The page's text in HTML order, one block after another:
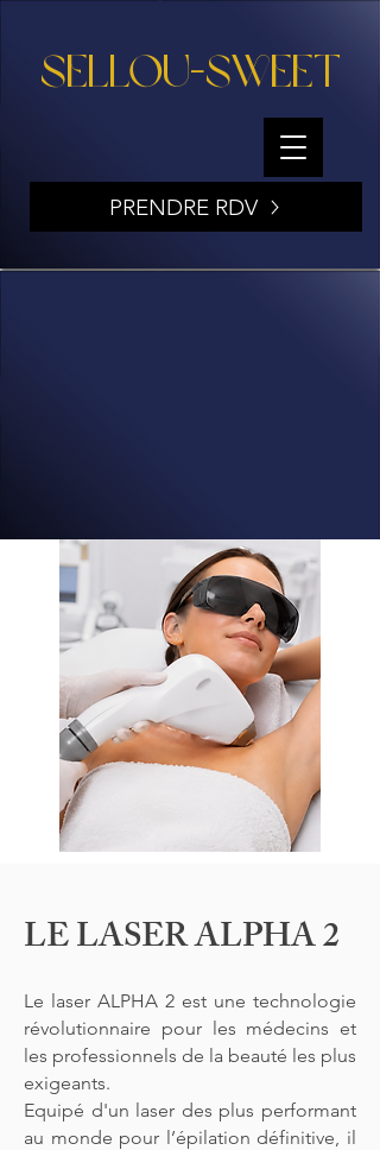
SELLOU-SWEET
PRENDRE RDV
LE LASER ALPHA 2
Le laser ALPHA 2 est une technologie
révolutionnaire pour les médecins et
les professionnels de la beauté les plus
exigeants.
Equipé d'un laser des plus performant
au monde pour l’épilation définitive, il